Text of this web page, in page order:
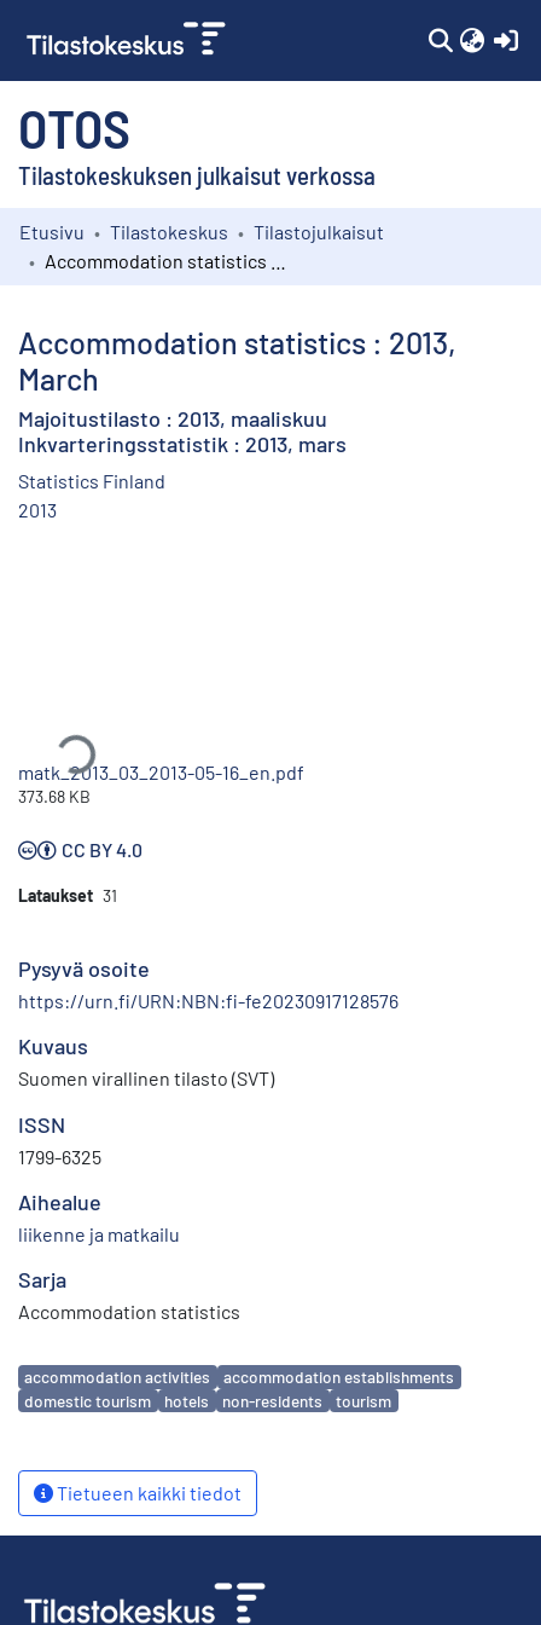
OTOS
Tilastokeskuksen julkaisut verkossa
Kokoelmat
Etusivu Tilastokeskus
Tilastojulkaisut
Accommodation statistics : 2013,
March
Majoitustilasto : 2013, maaliskuu
Inkvarteringsstatistik : 2013, mars
Statistics Finland
2013
Ladataan...
matk_2013_03_2013-05-16_en.pdf
373.68 KB
CC BY 4.0
Lataukset 31
Pysyvä osoite
https://urn.fi/URN:NBN:fi-fe20230917128576
Kuvaus
Suomen virallinen tilasto (SVT)
ISSN
1799-6325
Aihealue
liikenne ja matkailu
Sarja
Accommodation statistics
Avainsanat
accommodation activities
accommodation establishments
domestic tourism
hotels non-residents tourism
Tietueen kaikki tiedot